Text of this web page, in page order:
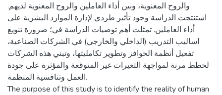
والروح المعنوية، وبين أداء العاملين والروح المعنوية لديهم.
استنتجت الدراسة وجود تأثير طردي لإدارة الموارد البشرية على
أداء العاملين. تمثلت أهم توصيات الدراسة في؛ ضرورة تنويع
اساليب التدريب (الداخلي والخارجي) في الشركات الصناعية،
تفعيل أنظمة الحوافز وتطوير تكامليتها، وتبني هذه الشركات
لخطط مرنة لمواجهة التغيرات غير المتوقعة والمؤثرة على جودة
العمل وتنافسية المنظمة.
The purpose of this study is to identify the reality of human